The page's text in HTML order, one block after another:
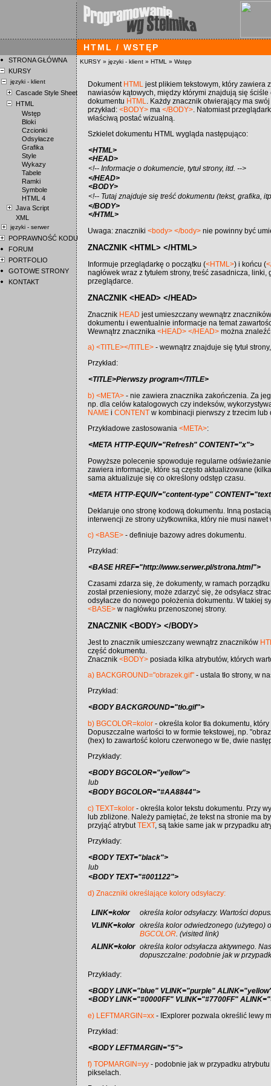
HTML / WSTĘP
KURSY» języki - klient» HTML » Wstęp
Dokument HTMLjest plikiem tekstowym, który zawiera
nawiasów kątowych, między którymi znajdują się ściśle
dokumentu HTML. Każdy znacznik otwierający ma
przykład: <BODY>ma </BODY>. Natomiast
właściwą postać wizualną.
Szkielet dokumentu HTML wygląda następująco:
<HTML>
<HEAD>
<!-- Informacje o dokumencie, tytuł strony, itd. -->
</HEAD>
<BODY>
<!-- Tutaj znajduje się treść dokumentu (tekst, grafika,
</BODY>
</HTML>
Uwaga: znaczniki <body> </body>nie powinny być
ZNACZNIK <HTML> </HTML>
Informuje przeglądarkę o początku (<HTML>) i końcu (
nagłówek wraz z tytułem strony, treść zasadnicza,
przeglądarce.
ZNACZNIK <HEAD> </HEAD>
Znacznik HEAD jest umieszczany wewnątrz
dokumentu i ewentualnie informacje na temat
Wewnątrz znacznika <HEAD> </HEAD>można
a) <TITLE></TITLE>- wewnątrz znajduje się tytuł
Przykład:
<TITLE>Pierwszy program</TITLE>
b) <META>- nie zawiera znacznika zakończenia. Za
np. dla celów katalogowych czy indeksów,
NAMEi CONTENTw kombinacji pierwszy z trzecim lub
Przykładowe zastosowania <META>:
<META HTTP-EQUIV="Refresh" CONTENT="x">
Powyższe polecenie spowoduje regularne
zawiera informacje, które są często aktualizowane
sama aktualizuje się co określony odstęp czasu.
<META HTTP-EQUIV="content-type"
Deklaruje ono stronę kodową dokumentu. Inną
interwencji ze strony użytkownika, który nie musi
c) <BASE>- definiuje bazowy adres dokumentu.
Przykład:
<BASE HREF="http://www.serwer.pl/strona.html">
Czasami zdarza się, że dokumenty, w ramach
został przeniesiony, może zdarzyć się, że odsyłacz
odsyłacze do nowego położenia dokumentu. W takiej
<BASE>w nagłówku przenoszonej strony.
ZNACZNIK <BODY> </BODY>
Jest to znacznik umieszczany wewnątrz znaczników
część dokumentu.
Znacznik <BODY>posiada kilka atrybutów, których
a) BACKGROUND="obrazek.gif"- ustala tło strony, w
Przykład:
<BODY BACKGROUND="tło.gif">
b) BGCOLOR=kolor- określa kolor tła dokumentu,
Dopuszczalne wartości to w formie tekstowej, np.
(hex) to zawartość koloru czerwonego w tle, dwie
Przykłady:
<BODY BGCOLOR="yellow">
lub
<BODY BGCOLOR="#AA8844">
c) TEXT=kolor- określa kolor tekstu dokumentu. Przy
lub zbliżone. Należy pamiętać, że tekst na stronie ma
przyjąć atrybutTEXT, są takie same jak w przypadku
Przykłady:
<BODY TEXT="black">
lub
<BODY TEXT="#001122">
d) Znaczniki określające kolory odsyłaczy:
LINK=kolor
określa kolor odsyłaczy. Wartości
VLINK=kolor
określa kolor odwiedzonego (użytego)
BGCOLOR. (visited link)
ALINK=kolor określa kolor odsyłacza aktywnego.
dopuszczalne: podobnie jak w
Przykłady:
<BODY LINK="blue" VLINK="purple"
<BODY LINK="#0000FF" VLINK="#7700FF"
e) LEFTMARGIN=xx- IExplorer pozwala określić lewy
Przykład:
<BODY LEFTMARGIN="5">
f) TOPMARGIN=yy- podobnie jak w przypadku atrybutu
pikselach.
STRONA GŁÓWNA
KURSY
języki - klient
Cascade Style Sheet
HTML
Wstęp
Bloki
Czcionki
Odsyłacze
Grafika
Style
Wykazy
Tabele
Ramki
Symbole
HTML 4
Java Script
XML
języki - serwer
POPRAWNOŚĆ KODU
FORUM
PORTFOLIO
GOTOWE STRONY
KONTAKT